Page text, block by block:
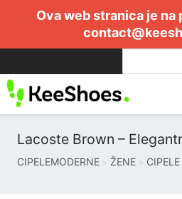
Ova web stranica je na
Lacoste Brown –
CIPELEMODERNE ŽENE